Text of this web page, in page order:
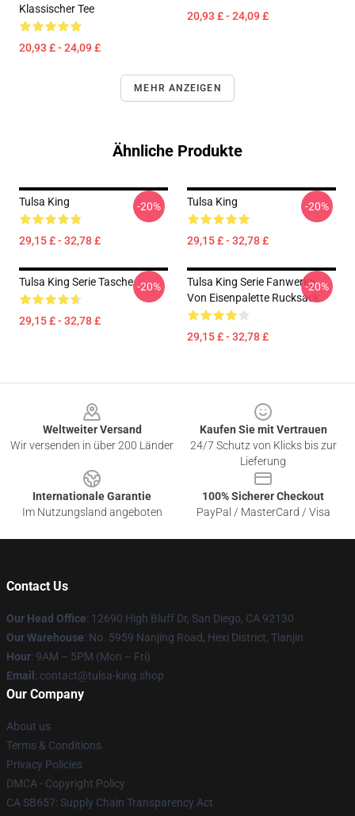
Klassischer Tee
20,93 £ - 24,09 £
20,93 £ - 24,09 £
MEHR ANZEIGEN
Ähnliche Produkte
Tulsa King
29,15 £ - 32,78 £
-20% Tulsa King
29,15 £ - 32,78 £
-20%
Tulsa King Serie Tasche
29,15 £ - 32,78 £
-20%
Tulsa King Serie Fanwerke
Von Eisenpalette Rucksack
29,15 £ - 32,78 £
-20%
Weltweiter Versand
Wir versenden in über 200 Länder
Kaufen Sie mit Vertrauen
24/7 Schutz von Klicks bis zur
Lieferung
Internationale Garantie
Im Nutzungsland angeboten
100% Sicherer Checkout
PayPal / MasterCard / Visa
Contact Us
Our Head Office: 12690 High Bluff Dr, San Diego, CA 92130
Our Warehouse: No. 5959 Nanjing Road, Hexi District, Tianjin
Hour: 9AM – 5PM (Mon – Fri)
Email : contact@tulsa-king.shop
Our Company
About us
Terms & Conditions
Privacy Policies
DMCA - Copyright Policy
CA SB657: Supply Chain Transparency Act